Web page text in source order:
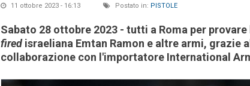
11 ottobre 2023 - 16:13 Postato in: PISTOLE
Sabato 28 ottobre 2023 - tutti a Roma per
firedisraeliana Emtan Ramon e altre armi, grazie
collaborazione con l'importatore International